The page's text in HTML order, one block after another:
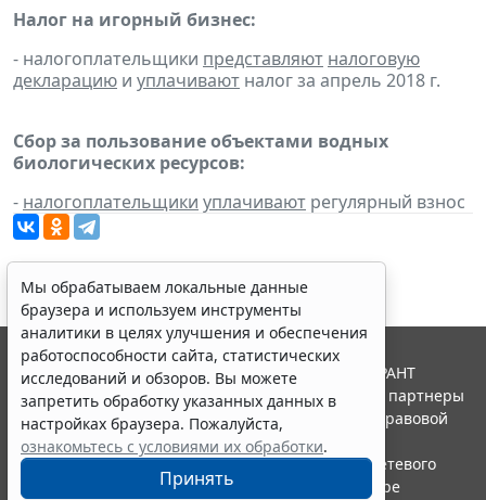
Налог на игорный бизнес:
- налогоплательщики представляют налоговую
декларацию и уплачивают налог за апрель 2018 г.
Сбор за пользование объектами водных
биологических ресурсов:
- налогоплательщики уплачивают регулярный взнос
Мы обрабатываем локальные данные
браузера и используем инструменты
аналитики в целях улучшения и обеспечения
работоспособности сайта, статистических
исследований и обзоров. Вы можете
запретить обработку указанных данных в
настройках браузера. Пожалуйста,
ознакомьтесь с условиями их обработки.
Принять
© ООО "НПП "ГАРАНТ-СЕРВИС", 2026. Система ГАРАНТ
выпускается с 1990 года. Компания "Гарант" и ее партнеры
являются участниками Российской ассоциации правовой
информации ГАРАНТ.
Портал ГАРАНТ.РУ зарегистрирован в качестве сетевого
издания Федеральной службой по надзору в сфере